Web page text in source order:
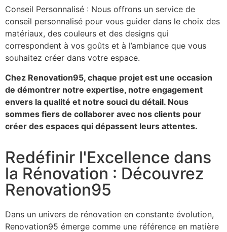
Redéfinir l'Excellence dans
la Rénovation : Découvrez
Renovation95
Dans un univers de rénovation en constante évolution,
Renovation95 émerge comme une référence en matière
Conseil Personnalisé : Nous offrons un service de
conseil personnalisé pour vous guider dans le choix des
matériaux, des couleurs et des designs qui
correspondent à vos goûts et à l’ambiance que vous
souhaitez créer dans votre espace.
Chez Renovation95, chaque projet est une occasion
de démontrer notre expertise, notre engagement
envers la qualité et notre souci du détail. Nous
sommes fiers de collaborer avec nos clients pour
créer des espaces qui dépassent leurs attentes.